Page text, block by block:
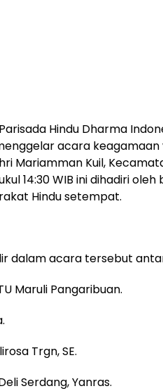
Hindu Dharma
acara keagamaan
Mariamman Kuil,
14:30 WIB ini dihadiri
Hindu setempat.
dalam acara tersebut
Maruli Pangaribuan.
Trgn, SE.
Serdang, Yanras.